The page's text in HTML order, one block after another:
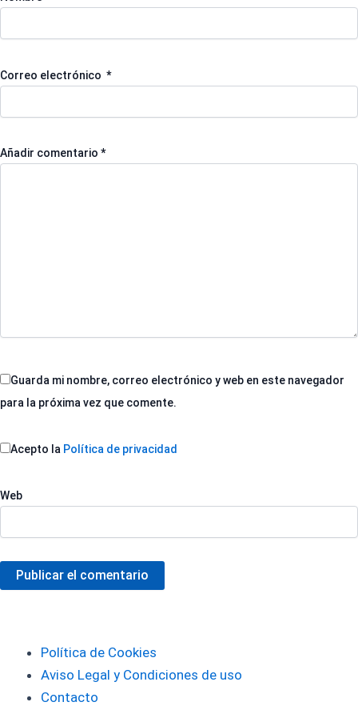
Correo electrónico *
Añadir comentario *
Guarda mi nombre, correo electrónico y web en este navegador
para la próxima vez que comente.
Acepto la Política de privacidad
Web
Publicar el comentario
Política de Cookies
Aviso Legal y Condiciones de uso
Contacto